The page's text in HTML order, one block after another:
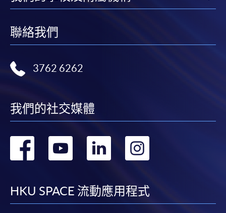
聯絡我們
3762 6262
我們的社交媒體
轉
facebook
轉
youtube
轉
linkedin
轉
HKU SPACE 流動應用程式